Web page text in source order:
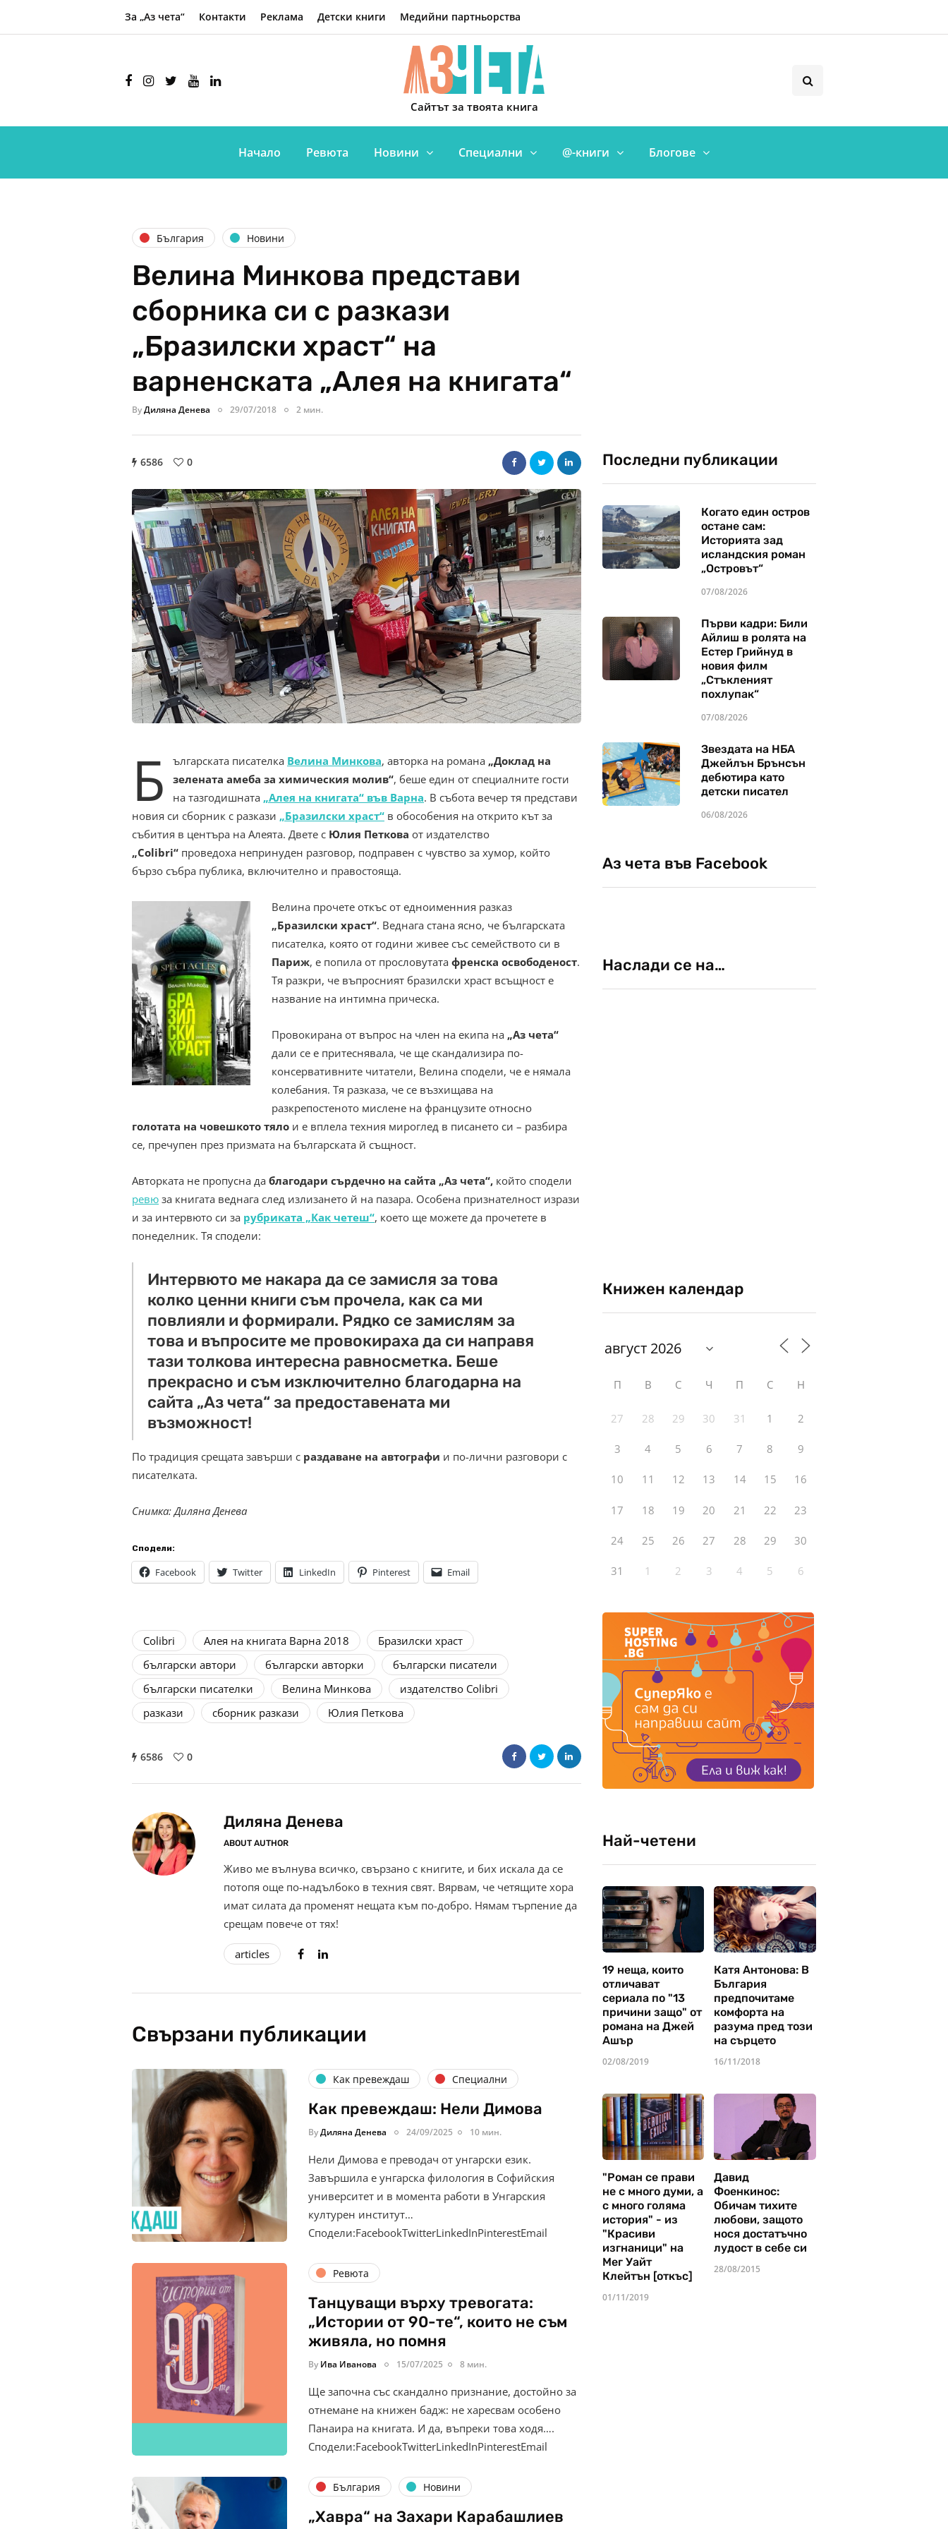
За „Аз чета“ Контакти Реклама Детски книги Медийни партньорства
Сайтът за твоята книга
Начало Ревюта Новини Специални @-книги Блогове
България Новини
Велина Минкова представи
сборника си с разкази
„Бразилски храст“ на
варненската „Алея на книгата“
ByДиляна Денева 29/07/2018 2 мин.
6586 0
Б ългарската писателка Велина Минкова, авторка на романа „Доклад на
зелената амеба за химическия молив“, беше един от специалните гости
на тазгодишната „Алея на книгата“ във Варна. В събота вечер тя представи
новия си сборник с разкази „Бразилски храст“ в обособения на открито кът за
събития в центъра на Алеята. Двете с Юлия Петкова от издателство
„Colibri“ проведоха непринуден разговор, подправен с чувство за хумор, който
бързо събра публика, включително и правостояща.
Велина прочете откъс от едноименния разказ
„Бразилски храст“. Веднага стана ясно, че българската
писателка, която от години живее със семейството си в
Париж, е попила от прословутата френска освободеност.
Тя разкри, че въпросният бразилски храст всъщност е
название на интимна прическа.
Провокирана от въпрос на член на екипа на „Аз чета“
дали се е притеснявала, че ще скандализира по-
консервативните читатели, Велина сподели, че е нямала
колебания. Тя разказа, че се възхищава на
разкрепостеното мислене на французите относно
голотата на човешкото тяло и е вплела техния мироглед в писането си – разбира
се, пречупен през призмата на българската й същност.
Авторката не пропусна да благодари сърдечно на сайта „Аз чета“, който сподели
ревю за книгата веднага след излизането й на пазара. Особена признателност изрази
и за интервюто си за рубриката „Как четеш“, което ще можете да прочетете в
понеделник. Тя сподели:
Интервюто ме накара да се замисля за това
колко ценни книги съм прочела, как са ми
повлияли и формирали. Рядко се замислям за
това и въпросите ме провокираха да си направя
тази толкова интересна равносметка. Беше
прекрасно и съм изключително благодарна на
сайта „Аз чета“ за предоставената ми
възможност!
По традиция срещата завърши с раздаване на автографи и по-лични разговори с
писателката.
Снимка: Диляна Денева
Сподели:
Facebook Twitter LinkedIn Pinterest Email
Colibri Алея на книгата Варна 2018
Бразилски храст
български автори
български авторки
български писатели
български писателки
Велина Минкова
издателство Colibri
разкази
сборник разкази Юлия Петкова
6586 0
Диляна Денева
ABOUT AUTHOR
Живо ме вълнува всичко, свързано с книгите, и бих искала да се
потопя още по-надълбоко в техния свят. Вярвам, че четящите хора
имат силата да променят нещата към по-добро. Нямам търпение да
срещам повече от тях!
articles
Свързани публикации
Как превеждаш Специални
Как превеждаш: Нели Димова
ByДиляна Денева 24/09/2025 10 мин.
Нели Димова е преводач от унгарски език.
Завършила е унгарска филология в Софийския
университет и в момента работи в Унгарския
културен институт…
Сподели:FacebookTwitterLinkedInPinterestEmail
Ревюта
Танцуващи върху тревогата:
„Истории от 90-те“, които не съм
живяла, но помня
By Ива Иванова 15/07/2025 8 мин.
Ще започна със скандално признание, достойно за
отнемане на книжен бадж: не харесвам особено
Панаира на книгата. И да, въпреки това ходя….
Сподели:FacebookTwitterLinkedInPinterestEmail
България Новини
„Хавра“ на Захари Карабашлиев
Последни публикации
Когато един остров
остане сам:
Историята зад
исландския роман
„Островът“
07/08/2026
Първи кадри: Били
Айлиш в ролята на
Естер Грийнуд в
новия филм
„Стъкленият
похлупак“
07/08/2026
Звездата на НБА
Джейлън Брънсън
дебютира като
детски писател
06/08/2026
Аз чета във Facebook
Наслади се на…
Книжен календар
П В С Ч П С Н
27 28 29 30 31 1 2
3 4 5 6 7 8 9
10 11 12 13 14 15 16
17 18 19 20 21 22 23
24 25 26 27 28 29 30
31 1 2 3 4 5 6
Най-четени
19 неща, които
отличават
сериала по "13
причини защо" от
романа на Джей
Ашър
02/08/2019
Катя Антонова: В
България
предпочитаме
комфорта на
разума пред този
на сърцето
16/11/2018
"Роман се прави
не с много думи, а
с много голяма
история" - из
"Красиви
изгнаници" на
Мег Уайт
Клейтън [откъс]
01/11/2019
Давид
Фоенкинос:
Обичам тихите
любови, защото
нося достатъчно
лудост в себе си
28/08/2015